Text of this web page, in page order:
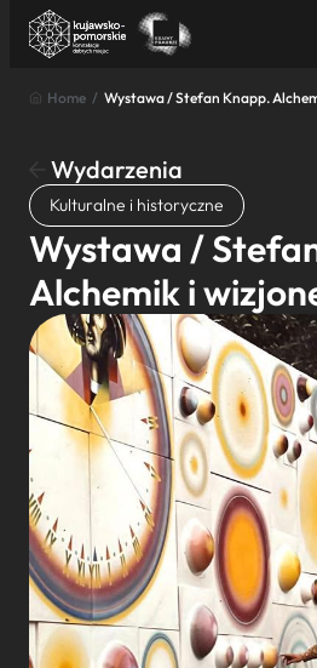
Znajdź atrakcję
Nazwa atrakcji
Miasto
Kategoria
Home / Wystawa / Stefan Knapp.
Wydarzenia
Kulturalne i historyczne
Wystawa /
Alchemik i